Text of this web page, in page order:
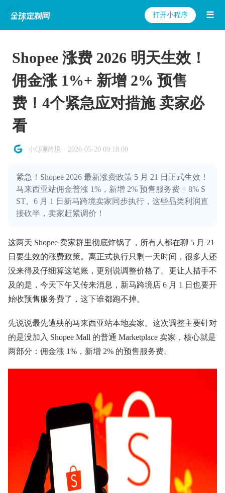
打开小程序 ☰
Shopee 涨费 2026 明天生效！
佣金涨 1%+ 新增 2% 预售
费！4个紧急应对措施 卖家必
看
小Q聊跨境 · 2026-05-20 09:18:00
紧急！Shopee 2026 最新涨费政策 5 月 21 日正式生效！
马来西亚站佣金普涨 1%，新增 2% 预售服务费 + 8% S
ST。6 月 1 日新马跨境卖家同步执行，这些品类利润直
接砍半，卖家赶紧调价！
这两天 Shopee 卖家群里彻底炸锅了，所有人都在聊 5 月 21
日要生效的涨费政策。离正式执行只剩一天时间，很多人还
没来得及仔细算这笔账，更别说调整价格了。更让人措手不
及的是，今天下午又传来消息，新马跨境店 6 月 1 日也要开
始收预售服务费了，这下谁都跑不掉。
先说说最先遭殃的马来西亚站本地卖家。这次调整主要针对
的是没加入 Shopee Mall 的普通 Marketplace 卖家，核心就是
两部分：佣金涨 1%，新增 2% 的预售服务费。